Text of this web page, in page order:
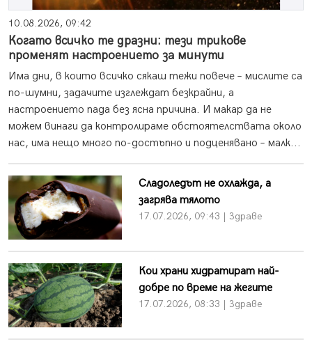
10.08.2026, 09:42
Когато всичко те дразни: тези трикове
променят настроението за минути
Има дни, в които всичко сякаш тежи повече – мислите са
по-шумни, задачите изглеждат безкрайни, а
настроението пада без ясна причина. И макар да не
можем винаги да контролираме обстоятелствата около
нас, има нещо много по-достъпно и подценявано – малк...
Сладоледът не охлажда, а
загрява тялото
17.07.2026, 09:43 | Здраве
Кои храни хидратират най-
добре по време на жегите
17.07.2026, 08:33 | Здраве